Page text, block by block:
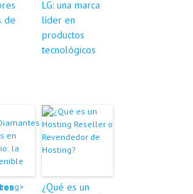
de
LG: una marca
líder en
productos
tecnológicos
¿Qué es un